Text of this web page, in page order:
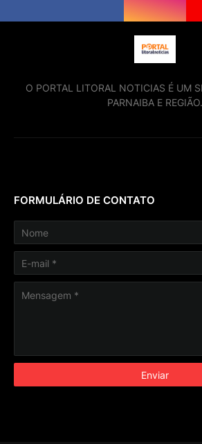
O PORTAL LITORAL NOTICIAS É UM
PARNAIBA E REGIÃO.
FORMULÁRIO DE CONTATO